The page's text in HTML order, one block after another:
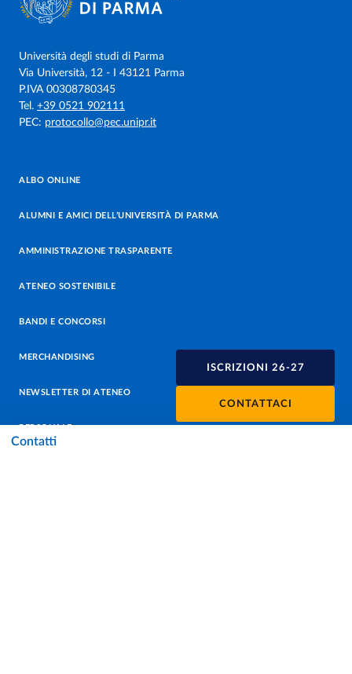
ISCRIZIONI 26-27
CONTATTACI
Contatti
Università degli studi di Parma
Via Università, 12 - I 43121 Parma
P.IVA 00308780345
Tel. +39 0521 902111
PEC: protocollo@pec.unipr.it
ALBO ONLINE
ALUMNI E AMICI DELL’UNIVERSITÀ DI PARMA
AMMINISTRAZIONE TRASPARENTE
ATENEO SOSTENIBILE
BANDI E CONCORSI
MERCHANDISING
NEWSLETTER DI ATENEO
PERSONALE